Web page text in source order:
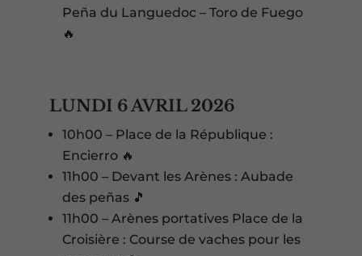
Peña du Languedoc – Toro de Fuego
🔥
LUNDI 6 AVRIL 2026
10h00 – Place de la République :
Encierro 🔥
11h00 – Devant les Arènes : Aubade
des peñas 🎵
11h00 – Arènes portatives Place de la
Croisière : Course de vaches pour les